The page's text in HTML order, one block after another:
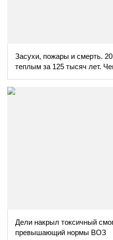
Засухи, пожары и смерть.
теплым за 125 тысяч лет.
Дели накрыл токсичный
превышающий нормы ВОЗ